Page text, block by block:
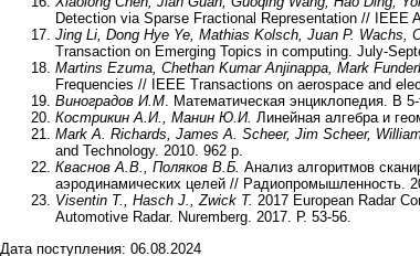
Detection via Sparse Fractional Representation // IEEE
Jing Li, Dong Hye Ye, Mathias Kolsch, Juan P. Wachs,
Transaction on Emerging Topics in computing. July-
Martins Ezuma, Chethan Kumar Anjinappa, Mark
Frequencies // IEEE Transactions on aerospace and
Виноградов И.М. Математическая энциклопедия. В
Кострикин А.И., Манин Ю.И. Линейная алгебра и
Mark A. Richards, James A. Scheer, Jim Scheer,
and Technology. 2010. 962 p.
Кваснов А.В., Поляков В.Б. Анализ алгоритмов
аэродинамических целей // Радиопромышленность.
Visentin T., Hasch J., Zwick T. 2017 European Radar
Automotive Radar. Nuremberg. 2017. Р. 53-56.
Дата поступления: 06.08.2024